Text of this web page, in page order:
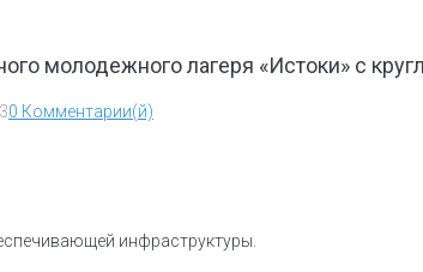
молодежного лагеря «Истоки» с
0 Комментарии(й)
инфраструктуры.